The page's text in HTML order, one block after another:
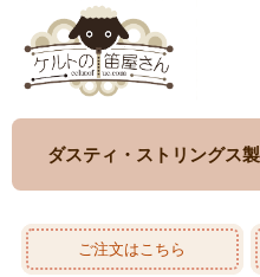
ダスティ・ストリングス
ご注文はこちら